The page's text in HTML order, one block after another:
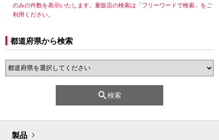
のみの件数を表示いたします。量販店の検索は「フリーワードで検索」をご
利用ください。
都道府県から検索
検索
製品